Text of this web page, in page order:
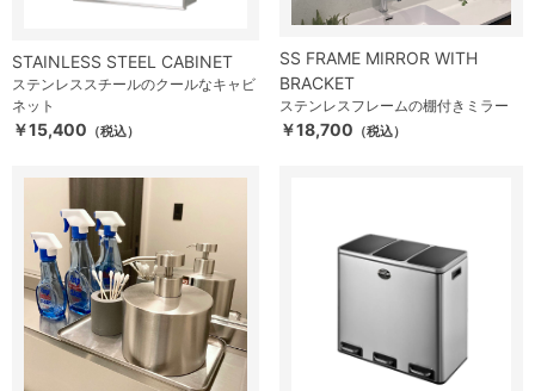
STAINLESS STEEL CABINET
ステンレススチールのクールなキャビ
ネット
￥15,400 （税込）
SS FRAME MIRROR WITH
BRACKET
ステンレスフレームの棚付きミラー
￥18,700 （税込）